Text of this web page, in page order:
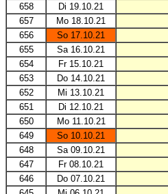
658
Di 19.10.21
657
Mo 18.10.21
656
So 17.10.21
655
Sa 16.10.21
654
Fr 15.10.21
653
Do 14.10.21
652
Mi 13.10.21
651
Di 12.10.21
650
Mo 11.10.21
649
So 10.10.21
648
Sa 09.10.21
647
Fr 08.10.21
646
Do 07.10.21